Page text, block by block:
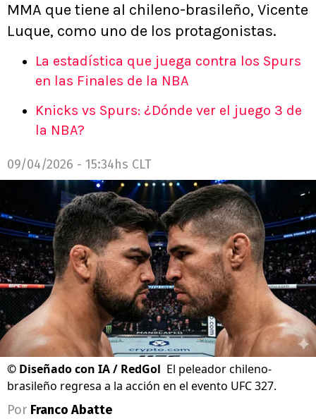
MMA que tiene al chileno-brasileño, Vicente
Luque, como uno de los protagonistas.
La estadística que juega contra los Spurs
en las Finales de la NBA
Knicks vs Spurs: ¿Dónde ver el juego 3 de
la NBA?
09/04/2026 - 15:34hs CLT
© Diseñado con IA / RedGol El peleador chileno-
brasileño regresa a la acción en el evento UFC 327.
Por Franco Abatte